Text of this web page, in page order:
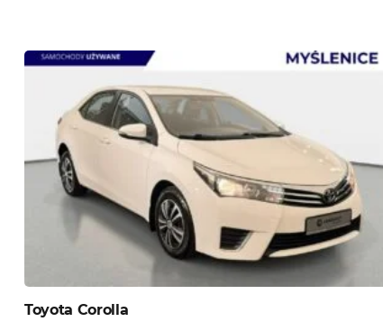
Toyota Corolla